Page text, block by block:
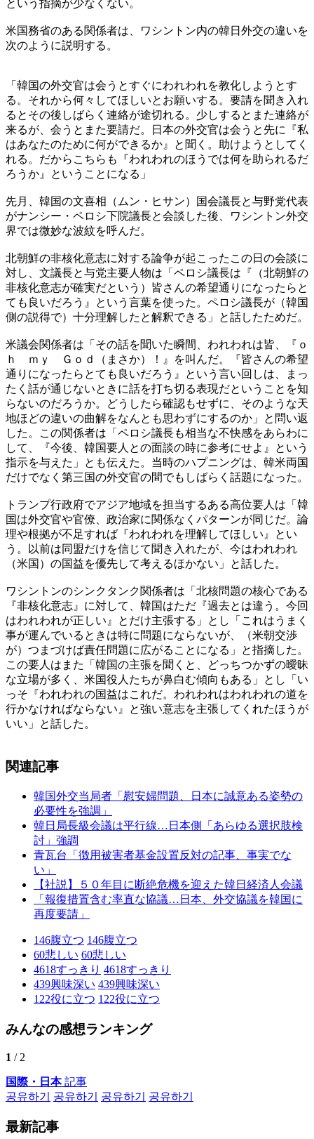
という指摘が少なくない。
米国務省のある関係者は、ワシントン内の韓日外交の違いを
次のように説明する。
「韓国の外交官は会うとすぐにわれわれを教化しようとす
る。それから何々してほしいとお願いする。要請を聞き入れ
るとその後しばらく連絡が途切れる。少しするとまた連絡が
来るが、会うとまた要請だ。日本の外交官は会うと先に『私
はあなたのために何ができるか』と聞く。助けようとしてく
れる。だからこちらも『われわれのほうでは何を助られるだ
ろうか』ということになる」
先月、韓国の文喜相（ムン・ヒサン）国会議長と与野党代表
がナンシー・ペロシ下院議長と会談した後、ワシントン外交
界では微妙な波紋を呼んだ。
北朝鮮の非核化意志に対する論争が起こったこの日の会談に
対し、文議長と与党主要人物は「ペロシ議長は『（北朝鮮の
非核化意志が確実だという）皆さんの希望通りになったらと
ても良いだろう』という言葉を使った。ペロシ議長が（韓国
側の説得で）十分理解したと解釈できる」と話したためだ。
米議会関係者は「その話を聞いた瞬間、われわれは皆、『ｏ
ｈ ｍｙ Ｇｏｄ（まさか）！』を叫んだ。『皆さんの希望
通りになったらとても良いだろう』という言い回しは、まっ
たく話が通じないときに話を打ち切る表現だということを知
らないのだろうか。どうしたら確認もせずに、そのような天
地ほどの違いの曲解をなんとも思わずにするのか」と問い返
した。この関係者は「ペロシ議長も相当な不快感をあらわに
して、『今後、韓国要人との面談の時に参考にせよ』という
指示を与えた」とも伝えた。当時のハプニングは、韓米両国
だけでなく第三国の外交官の間でもしばらく話題になった。
トランプ行政府でアジア地域を担当するある高位要人は「韓
国は外交官や官僚、政治家に関係なくパターンが同じだ。論
理や根拠が不足すれば『われわれを理解してほしい』とい
う。以前は同盟だけを信じて聞き入れたが、今はわれわれ
（米国）の国益を優先して考えるほかない」と話した。
ワシントンのシンクタンク関係者は「北核問題の核心である
『非核化意志』に対して、韓国はただ『過去とは違う。今回
はわれわれが正しい』とだけ主張する」とし「これはうまく
事が運んでいるときは特に問題にならないが、（米朝交渉
が）つまづけば責任問題に広がることになる」と指摘した。
この要人はまた「韓国の主張を聞くと、どっちつかずの曖昧
な立場が多く、米国役人たちが鼻白む傾向もある」とし「い
っそ『われわれの国益はこれだ。われわれはわれわれの道を
行かなければならない』と強い意志を主張してくれたほうが
いい」と話した。
関連記事
韓国外交当局者「慰安婦問題、日本に誠意ある姿勢の
必要性を強調」
韓日局長級会議は平行線…日本側「あらゆる選択肢検
討」強調
青瓦台「徴用被害者基金設置反対の記事、事実でな
い」
【社説】５０年目に断絶危機を迎えた韓日経済人会議
「報復措置含む率直な協議…日本、外交協議を韓国に
再度要請」
146腹立つ 146腹立つ
60悲しい 60悲しい
4618すっきり 4618すっきり
439興味深い 439興味深い
122役に立つ 122役に立つ
みんなの感想ランキング
1 / 2
国際・日本記事
공유하기
공유하기 공유하기 공유하기
最新記事